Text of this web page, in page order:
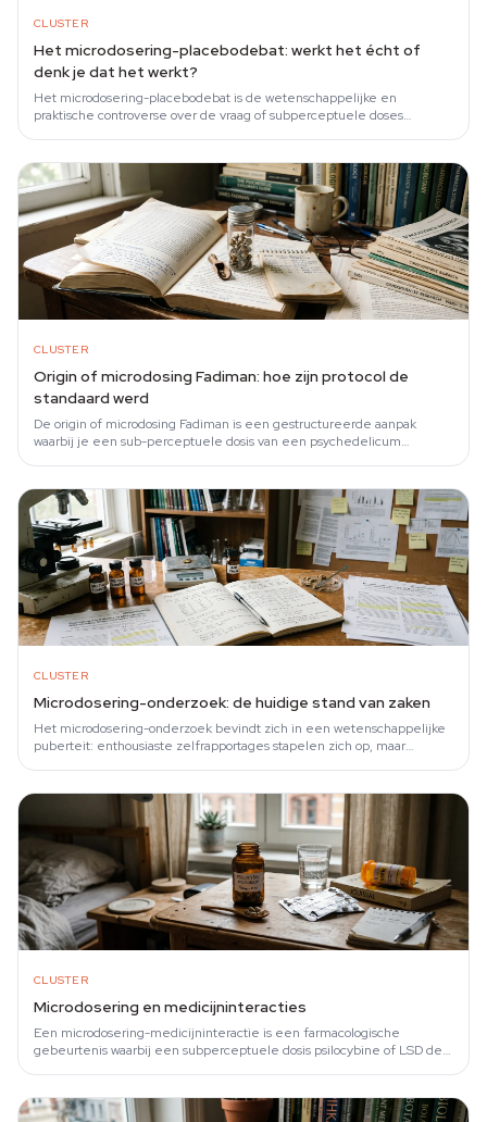
CLUSTER
Het microdosering-placebodebat: werkt het écht of
denk je dat het werkt?
Het microdosering-placebodebat is de wetenschappelijke en
praktische controverse over de vraag of subperceptuele doses
CLUSTER
Origin of microdosing Fadiman: hoe zijn protocol de
standaard werd
De origin of microdosing Fadiman is een gestructureerde aanpak
waarbij je een sub-perceptuele dosis van een psychedelicum
CLUSTER
Microdosering-onderzoek: de huidige stand van zaken
Het microdosering-onderzoek bevindt zich in een wetenschappelijke
puberteit: enthousiaste zelfrapportages stapelen zich op, maar
CLUSTER
Microdosering en medicijninteracties
Een microdosering-medicijninteractie is een farmacologische
gebeurtenis waarbij een subperceptuele dosis psilocybine of LSD de